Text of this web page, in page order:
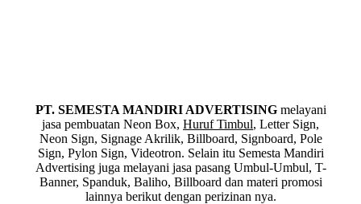
PT. SEMESTA MANDIRI ADVERTISINGmelayani
jasa pembuatan Neon Box, Huruf Timbul, Letter Sign,
Neon Sign, Signage Akrilik, Billboard, Signboard, Pole
Sign, Pylon Sign, Videotron. Selain itu Semesta Mandiri
Advertising juga melayani jasa pasang Umbul-Umbul, T-
Banner, Spanduk, Baliho, Billboard dan materi promosi
lainnya berikut dengan perizinan nya.